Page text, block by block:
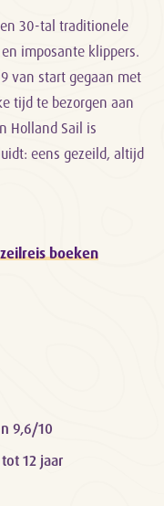
30-tal traditionele
imposante klippers.
van start gegaan met
tijd te bezorgen aan
Holland Sail is
eens gezeild, altijd
boeken
9,6/10
12 jaar